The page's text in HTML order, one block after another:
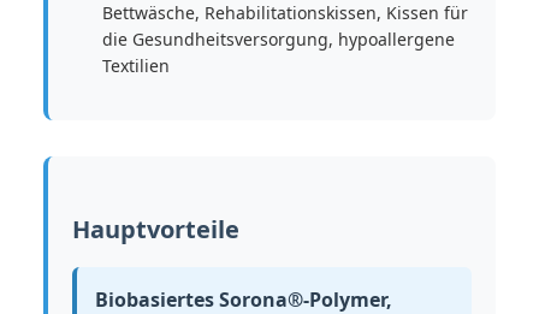
Bettwäsche, Rehabilitationskissen, Kissen für
die Gesundheitsversorgung, hypoallergene
Textilien
Hauptvorteile
Biobasiertes Sorona®-Polymer,